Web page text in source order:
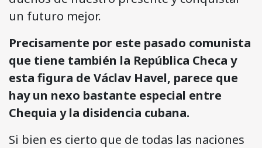
un futuro mejor.
Precisamente por este pasado comunista
que tiene también la República Checa y
esta figura de Václav Havel, parece que
hay un nexo bastante especial entre
Chequia y la disidencia cubana.
Si bien es cierto que de todas las naciones